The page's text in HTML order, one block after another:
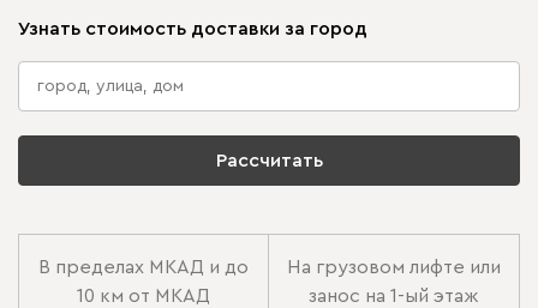
Узнать стоимость доставки за город
Рассчитать
В пределах МКАД и до
10 км от МКАД
На грузовом лифте или
занос на 1-ый этаж